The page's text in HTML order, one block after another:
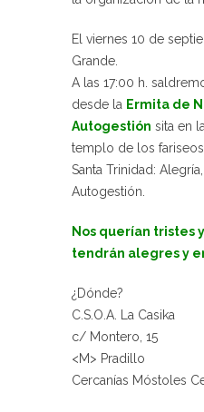
El viernes 10 de
Grande.
A las 17:00 h.
desde la Ermita de
Autogestión sita en
templo de los
Santa Trinidad:
Autogestión.
Nos querían tristes
tendrán alegres y
¿Dónde?
C.S.O.A. La Casika
c/ Montero, 15
<M> Pradillo
Cercanías Móstoles